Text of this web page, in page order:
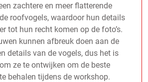
zachtere en meer flatterende
roofvogels, waardoor hun details
tot hun recht komen op de foto’s.
kunnen afbreuk doen aan de
details van de vogels, dus het is
ze te ontwijken om de beste
behalen tijdens de workshop.